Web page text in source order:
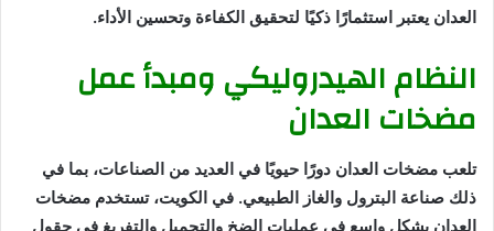
العدان يعتبر استثمارًا ذكيًا لتحقيق الكفاءة وتحسين الأداء.
النظام الهيدروليكي ومبدأ عمل
مضخات العدان
تلعب مضخات العدان دورًا حيويًا في العديد من الصناعات، بما في
ذلك صناعة البترول والغاز الطبيعي. في الكويت، تستخدم مضخات
العدان بشكل واسع في عمليات الضخ والتحميل والتفريغ في حقول